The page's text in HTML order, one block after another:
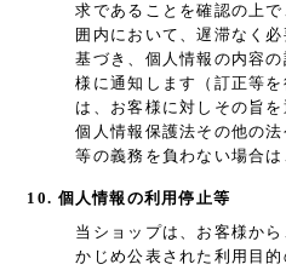
求であることを確認の上
囲内において、遅滞なく
基づき、個人情報の内容
様に通知します（訂正等
は、お客様に対しその旨
個人情報保護法その他の
等の義務を負わない場合
10. 個人情報の利用停止等
当ショップは、お客様か
かじめ公表された利用目